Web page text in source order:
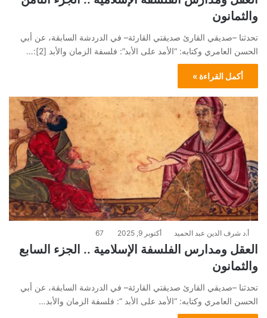
والثمانون
تحدثنا –صديقي القارئ صديقتي القارئة– في الدردشة السابقة، عن أبي
الحسن العامري وكتابه: “الأمد على الأبد”: فلسفة الزمان والأبد [2]:…
أكمل القراءة »
أ.د شرف الدين عبد الحميد أكتوبر 9, 2025 67
العقل ومدارس الفلسفة الإسلامية .. الجزء السابع
والثمانون
تحدثنا –صديقي القارئ صديقتي القارئة– في الدردشة السابقة، عن أبي
الحسن العامري وكتابه: “الأمد على الأبد “: فلسفة الزمان والأبد…